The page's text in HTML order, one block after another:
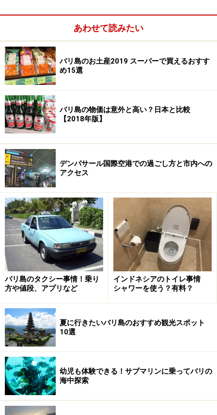
スーパーマーケットの虫除け商品の棚
現地の人も蚊に刺されないように、様々な虫除け商品を
利用しています。バリ島のスーパーマーケットでは虫除
けコーナーがやたらと充実しているので、日本で準備で
きなくても現地で調達することは可能。部屋全体に散布
するものから、直接身体につける商品まで揃います。以
下に利用方法や使い勝手なども含めて紹介します。
蚊取り線香は一箱40円くらい
まずは昔からなじみがある蚊取り線香です。煙をたいて
蚊をいぶり出すやりかたで、長時間線香が燃え尽きるま
で使えます。野外や半屋外などで利用されることが多い
です。部屋内で使うと少ない量とはいえ、煙が充満して
喉や目が痛くなってしまうので、気管支が弱い方にはお
すすめできません。バイゴンというメーカーが有名です
が、他のメーカーでも効用はかわらないようです。
あわせて読みたい
バリ島のお土産2019 スーパーで買えるおすす
め15選
バリ島の物価は意外と高い？日本と比較
【2018年版】
デンパサール国際空港での過ごし方と市内への
アクセス
バリ島のタクシー事情！乗り
方や値段、アプリなど
インドネシアのトイレ事情
シャワーを使う？有料？
夏に行きたいバリ島のおすすめ観光スポット
10選
幼児も体験できる！サブマリンに乗ってバリの
海中探索